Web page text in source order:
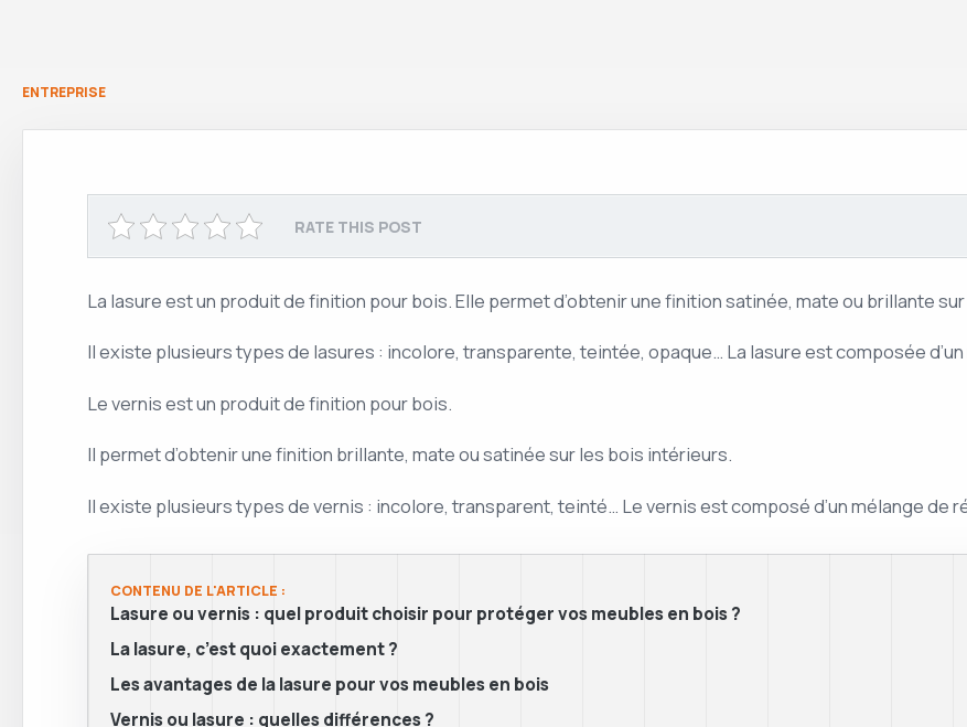
ENTREPRISE
RATE THIS POST
La lasure est un produit de finition pour bois. Elle permet d’obtenir une finition satinée, mate ou brillante
Il existe plusieurs types de lasures : incolore, transparente, teintée, opaque… La lasure est composée
Le vernis est un produit de finition pour bois.
Il permet d’obtenir une finition brillante, mate ou satinée sur les bois intérieurs.
Il existe plusieurs types de vernis : incolore, transparent, teinté… Le vernis est composé d’un mélange de
CONTENU DE L'ARTICLE :
Lasure ou vernis : quel produit choisir pour protéger vos meubles en bois ?
La lasure, c’est quoi exactement ?
Les avantages de la lasure pour vos meubles en bois
Vernis ou lasure : quelles différences ?